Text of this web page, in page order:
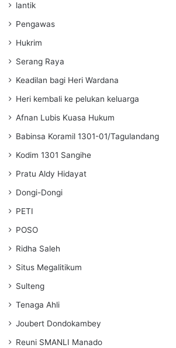
lantik
Pengawas
Hukrim
Serang Raya
Keadilan bagi Heri Wardana
Heri kembali ke pelukan keluarga
Afnan Lubis Kuasa Hukum
Babinsa Koramil 1301-01/Tagulandang
Kodim 1301 Sangihe
Pratu Aldy Hidayat
Dongi-Dongi
PETI
POSO
Ridha Saleh
Situs Megalitikum
Sulteng
Tenaga Ahli
Joubert Dondokambey
Reuni SMANLI Manado